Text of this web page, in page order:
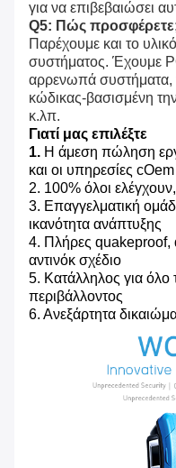
για να επιβεβαιώσει
Q5: Πώς
Παρέχουμε και το
συστήματος. Έχουμε
αρρενωπά συστήματα,
κώδικας-βασισμένη
κ.λπ.
Γιατί μας επιλέξτε
1. Η άμεση πώληση
και οι υπηρεσίες cOem
2. 100% όλοι
3. Επαγγελματική
ικανότητα ανάπτυξης
4. Πλήρες quakeproof,
αντινόκ σχέδιο
5. Κατάλληλος για όλο
περιβάλλοντος
6. Ανεξάρτητα